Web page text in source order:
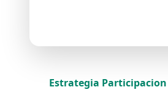
Estrategia